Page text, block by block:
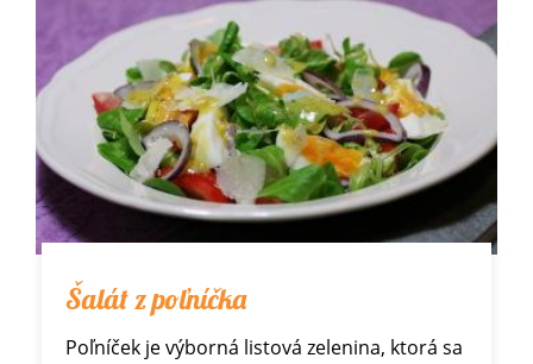
Šalát z poľníčka
Poľníček je výborná listová zelenina, ktorá sa